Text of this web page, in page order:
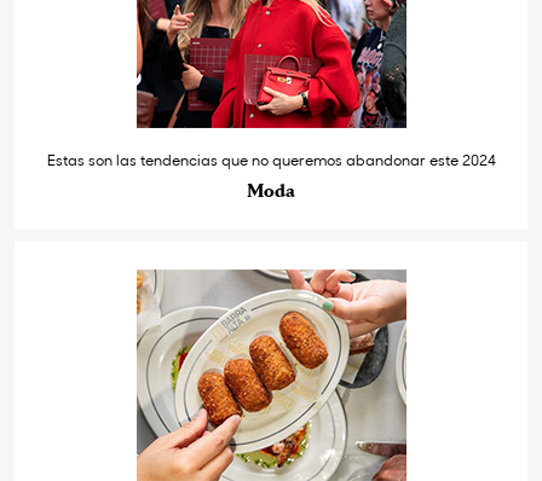
Estas son las tendencias que no queremos abandonar este 2024
Moda